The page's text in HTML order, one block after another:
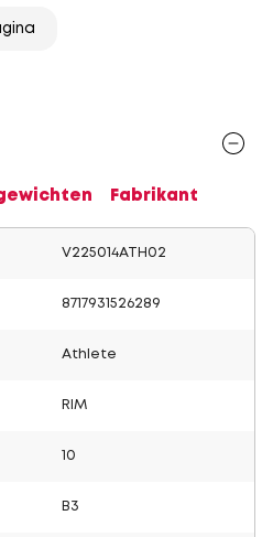
Fabrikant
V225014ATH02
8717931526289
Athlete
RIM
10
B3